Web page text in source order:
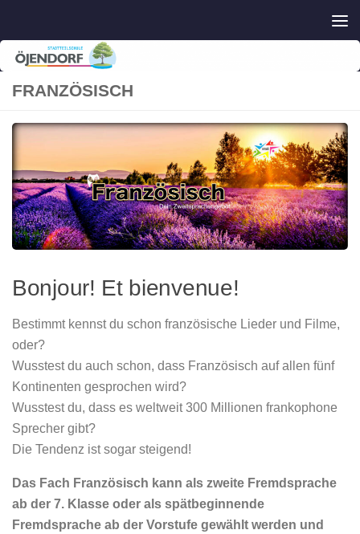
FRANZÖSISCH
Bonjour! Et bienvenue!
Bestimmt kennst du schon französische Lieder und Filme,
oder?
Wusstest du auch schon, dass Französisch auf allen fünf
Kontinenten gesprochen wird?
Wusstest du, dass es weltweit 300 Millionen frankophone
Sprecher gibt?
Die Tendenz ist sogar steigend!
Das Fach Französisch kann als zweite Fremdsprache
ab der 7. Klasse oder als spätbeginnende
Fremdsprache ab der Vorstufe gewählt werden und